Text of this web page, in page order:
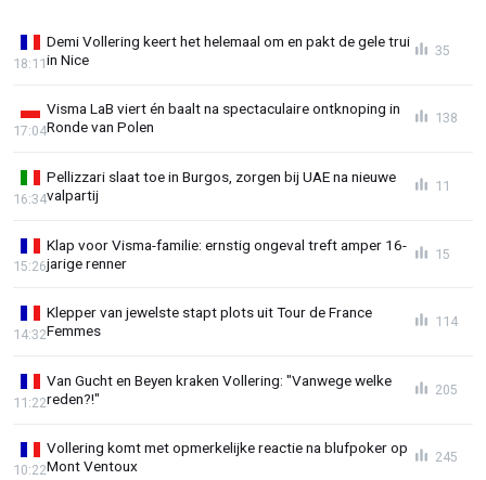
Demi Vollering keert het helemaal om en pakt de gele trui
in Nice
18:11
35
Visma LaB viert én baalt na spectaculaire ontknoping in
Ronde van Polen
17:04
138
Pellizzari slaat toe in Burgos, zorgen bij UAE na nieuwe
valpartij
16:34
11
Klap voor Visma-familie: ernstig ongeval treft amper 16-
jarige renner
15:26
15
Klepper van jewelste stapt plots uit Tour de France
Femmes
14:32
114
Van Gucht en Beyen kraken Vollering: "Vanwege welke
reden?!"
11:22
205
Vollering komt met opmerkelijke reactie na blufpoker op
Mont Ventoux
10:22
245